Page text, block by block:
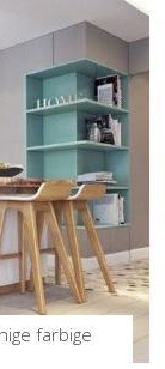
farbige